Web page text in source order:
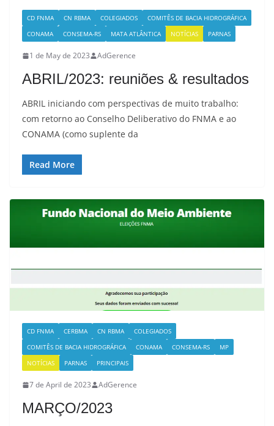
CD FNMA CN RBMA COLEGIADOS
COMITÊS DE BACIA HIDROGRÁFICA
CONAMA
CONSEMA-RS MATA ATLÂNTICA NOTÍCIAS PARNAS
1 de May de 2023 AdGerence
ABRIL/2023: reuniões & resultados
ABRIL iniciando com perspectivas de muito trabalho:
com retorno ao Conselho Deliberativo do FNMA e ao
CONAMA (como suplente da
Read More
CD FNMA CERBMA CN RBMA
COLEGIADOS
COMITÊS DE BACIA HIDROGRÁFICA
CONAMA CONSEMA-RS
MP
NOTÍCIAS
PARNAS PRINCIPAIS
7 de April de 2023 AdGerence
MARÇO/2023